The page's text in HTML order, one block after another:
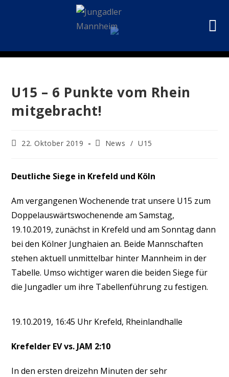
U15 – 6 Punkte vom Rhein
mitgebracht!
22. Oktober 2019 News / U15
Deutliche Siege in Krefeld und Köln
Am vergangenen Wochenende trat unsere U15 zum
Doppelauswärtswochenende am Samstag,
19.10.2019, zunächst in Krefeld und am Sonntag dann
bei den Kölner Junghaien an. Beide Mannschaften
stehen aktuell unmittelbar hinter Mannheim in der
Tabelle. Umso wichtiger waren die beiden Siege für
die Jungadler um ihre Tabellenführung zu festigen.
19.10.2019, 16:45 Uhr Krefeld, Rheinlandhalle
Krefelder EV vs. JAM 2:10
In den ersten dreizehn Minuten der sehr